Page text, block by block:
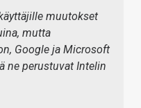
muutokset
mutta
Google ja Microsoft
ne perustuvat Intelin